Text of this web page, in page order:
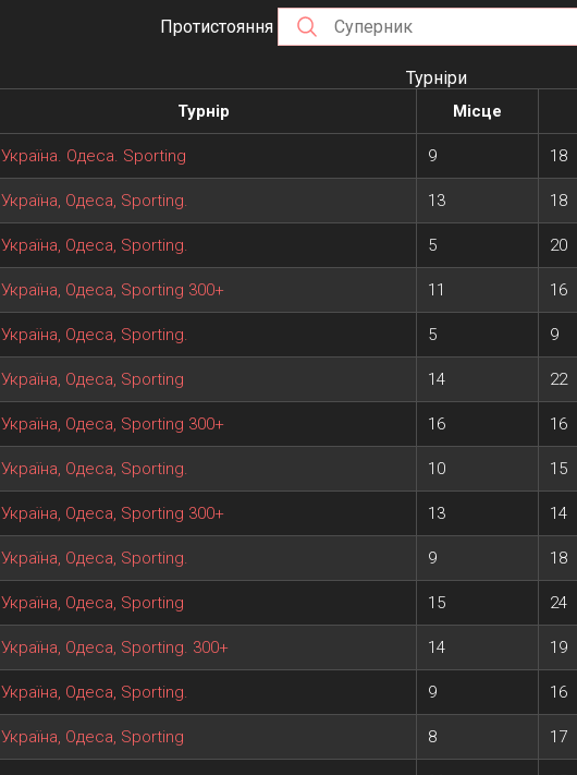
Протистояння
Турніри
Турнір Місце
Україна. Одеса. Sporting 9 18
Україна, Одеса, Sporting. 13 18
Україна, Одеса, Sporting. 5 20
Україна, Одеса, Sporting 300+ 11 16
Україна, Одеса, Sporting. 5 9
Україна, Одеса, Sporting 14 22
Україна, Одеса, Sporting 300+ 16 16
Україна, Одеса, Sporting. 10 15
Україна, Одеса, Sporting 300+ 13 14
Україна, Одеса, Sporting. 9 18
Україна, Одеса, Sporting 15 24
Україна, Одеса, Sporting. 300+ 14 19
Україна, Одеса, Sporting. 9 16
Україна, Одеса, Sporting 8 17